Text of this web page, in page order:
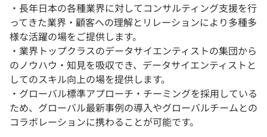
・⾧年日本の各種業界に対してコンサルティング支援を行
ってきた業界・顧客への理解とリレーションにより多種多
様な活躍の場をご提供します。
・業界トップクラスのデータサイエンティストの集団から
のノウハウ・知見を吸収でき、データサイエンティストと
してのスキル向上の場を提供します。
・グローバル標準アプローチ・チーミングを採用している
ため、グローバル最新事例の導入やグローバルチームとの
コラボレーションに携わることが可能です。